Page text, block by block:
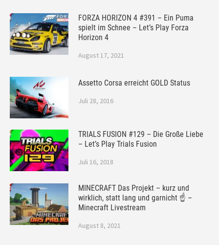
FORZA HORIZON 4 #391 – Ein Puma
spielt im Schnee – Let’s Play Forza
Horizon 4
August 17, 2021
Assetto Corsa erreicht GOLD Status
Juli 28, 2016
TRIALS FUSION #129 – Die Große Liebe
– Let’s Play Trials Fusion
Juli 16, 2018
MINECRAFT Das Projekt – kurz und
wirklich, statt lang und garnicht ☝ –
Minecraft Livestream
August 8, 2021